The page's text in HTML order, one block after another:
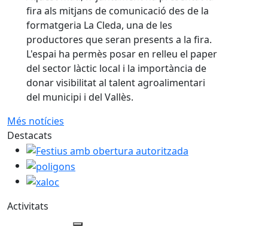
fira als mitjans de comunicació des de la
formatgeria La Cleda, una de les
productores que seran presents a la fira.
L'espai ha permès posar en relleu el paper
del sector làctic local i la importància de
donar visibilitat al talent agroalimentari
del municipi i del Vallès.
Més notícies
Destacats
Festius amb obertura autoritzada
poligons
xaloc
Activitats